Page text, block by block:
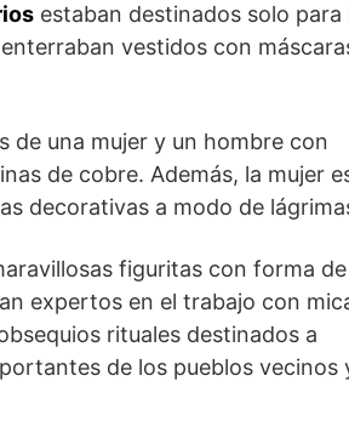
estaban destinados solo para
vestidos con
de una mujer y un hombre con
de cobre. Además, la mujer
decorativas a modo de
figuritas con forma de
expertos en el trabajo con
rituales destinados a
de los pueblos vecinos